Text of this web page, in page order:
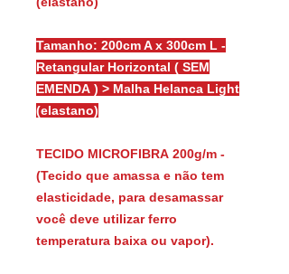
Tamanho: 200cm A x 300cm L -
Retangular Horizontal ( SEM
EMENDA ) > Malha Helanca Light
(elastano)
TECIDO MICROFIBRA 200g/m -
(Tecido que amassa e não tem
elasticidade, para desamassar
você deve utilizar ferro
temperatura baixa ou vapor).